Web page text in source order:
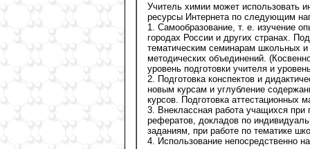
Учитель химии может использовать
ресурсы Интернета по следующим
1. Самообразование, т. е. изучение
городах России и других странах.
тематическим семинарам школьных
методических объединений.
уровень подготовки учителя и
2. Подготовка конспектов и
новым курсам и углубление
курсов. Подготовка аттестационных
3. Внеклассная работа учащихся при
рефератов, докладов по
заданиям, при работе по тематике
4. Использование непосредственно